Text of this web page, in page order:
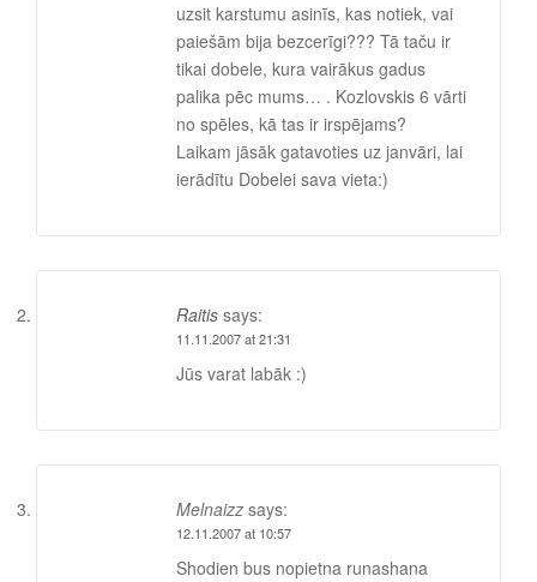
uzsit karstumu asinīs, kas notiek, vai
paiešām bija bezcerīgi??? Tā taču ir
tikai dobele, kura vairākus gadus
palika pēc mums… . Kozlovskis 6 vārti
no spēles, kā tas ir irspējams?
Laikam jāsāk gatavoties uz janvāri, lai
ierādītu Dobelei sava vieta:)
Raitis says:
11.11.2007 at 21:31
Jūs varat labāk :)
Melnaizz says:
12.11.2007 at 10:57
Shodien bus nopietna runashana